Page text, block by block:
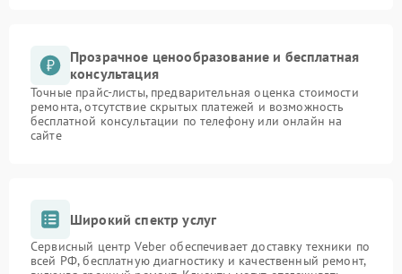
Прозрачное ценообразование и бесплатная
консультация
Точные прайс-листы, предварительная оценка стоимости
ремонта, отсутствие скрытых платежей и возможность
бесплатной консультации по телефону или онлайн на
сайте
Широкий спектр услуг
Сервисный центр Veber обеспечивает доставку техники по
всей РФ, бесплатную диагностику и качественный ремонт,